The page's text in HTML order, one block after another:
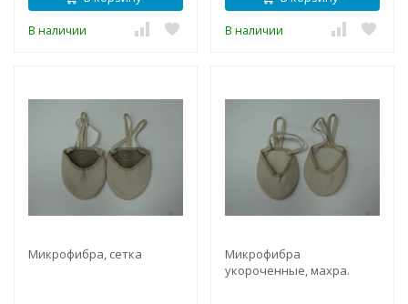
В наличии В наличии
Микрофибра, сетка
Микрофибра
укороченные, махра.